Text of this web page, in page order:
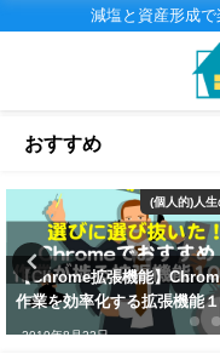
減塩と資産形成
おすすめ
(個人的)人
【Chrome拡張機能】
作業を効率化する拡張機能
2019年8月22日